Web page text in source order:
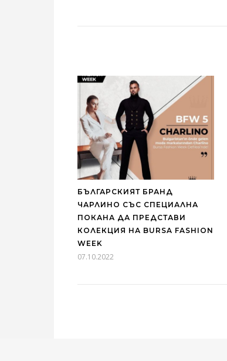
БЪЛГАРСКИЯТ БРАНД
ЧАРЛИНО СЪС СПЕЦИАЛНА
ПОКАНА ДА ПРЕДСТАВИ
КОЛЕКЦИЯ НА BURSA FASHION
WEEK
07.10.2022